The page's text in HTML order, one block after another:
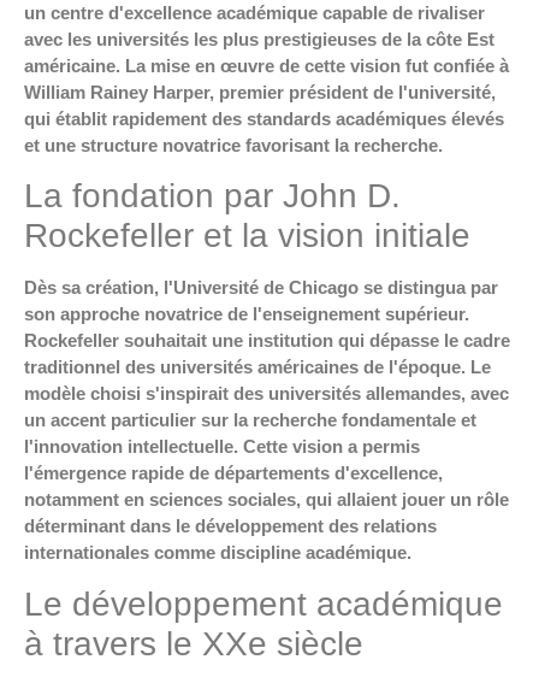
un centre d'excellence académique capable de rivaliser
avec les universités les plus prestigieuses de la côte Est
américaine. La mise en œuvre de cette vision fut confiée à
William Rainey Harper, premier président de l'université,
qui établit rapidement des standards académiques élevés
et une structure novatrice favorisant la recherche.
La fondation par John D.
Rockefeller et la vision initiale
Dès sa création, l'Université de Chicago se distingua par
son approche novatrice de l'enseignement supérieur.
Rockefeller souhaitait une institution qui dépasse le cadre
traditionnel des universités américaines de l'époque. Le
modèle choisi s'inspirait des universités allemandes, avec
un accent particulier sur la recherche fondamentale et
l'innovation intellectuelle. Cette vision a permis
l'émergence rapide de départements d'excellence,
notamment en sciences sociales, qui allaient jouer un rôle
déterminant dans le développement des relations
internationales comme discipline académique.
Le développement académique
à travers le XXe siècle